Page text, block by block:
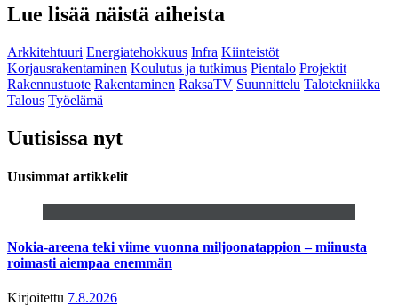
Lue lisää näistä aiheista
Arkkitehtuuri Energiatehokkuus Infra Kiinteistöt
Korjausrakentaminen Koulutus ja tutkimus Pientalo Projektit
Rakennustuote Rakentaminen RaksaTV Suunnittelu Talotekniikka
Talous Työelämä
Uutisissa nyt
Uusimmat artikkelit
Nokia-areena teki viime vuonna miljoonatappion – miinusta
roimasti aiempaa enemmän
Kirjoitettu 7.8.2026